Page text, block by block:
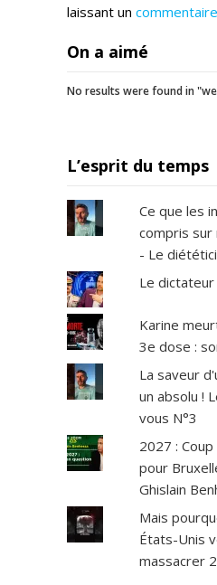
laissant un commentaire
On a aimé
No results were found in
L’esprit du temps
Ce que les
compris
- Le
Le dictateur
Karine
3e dose :
La saveur
un absolu !
vous N°3
2027 :
pour
Ghislain
Mais
États-Unis
massacrer